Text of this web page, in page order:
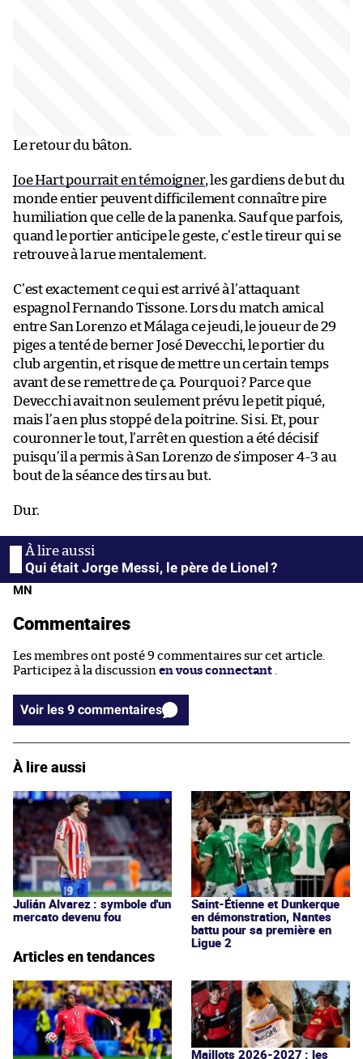
Le retour du bâton.
Joe Hart pourrait en témoigner, les gardiens de but du
monde entier peuvent difficilement connaître pire
humiliation que celle de la panenka. Sauf que parfois,
quand le portier anticipe le geste, c’est le tireur qui se
retrouve à la rue mentalement.
C’est exactement ce qui est arrivé à l’attaquant
espagnol Fernando Tissone. Lors du match amical
entre San Lorenzo et Málaga ce jeudi, le joueur de 29
piges a tenté de berner José Devecchi, le portier du
club argentin, et risque de mettre un certain temps
avant de se remettre de ça. Pourquoi ? Parce que
Devecchi avait non seulement prévu le petit piqué,
mais l’a en plus stoppé de la poitrine. Si si. Et, pour
couronner le tout, l’arrêt en question a été décisif
puisqu’il a permis à San Lorenzo de s’imposer 4-3 au
bout de la séance des tirs au but.
Dur.
Qui était Jorge Messi, le père de Lionel ?
MN
Commentaires
Les membres ont posté 9 commentaires sur cet article.
Participez à la discussion en vous connectant .
Voir les 9 commentaires
À lire aussi
Julián Alvarez : symbole d'un
mercato devenu fou
Saint-Étienne et Dunkerque
en démonstration, Nantes
battu pour sa première en
Ligue 2
Articles en tendances
Maillots 2026-2027 : les